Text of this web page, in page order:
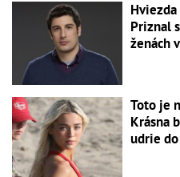
Priznal
ženách
Toto je
Krásna
udrie